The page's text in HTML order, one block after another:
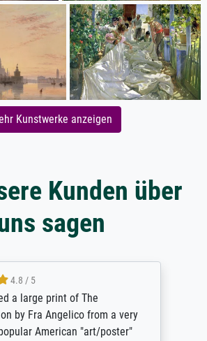
Kunstwerke anzeigen
Kunden über
sagen
4.8 / 5
a large print of The
by Fra Angelico from a very
American "art/poster"